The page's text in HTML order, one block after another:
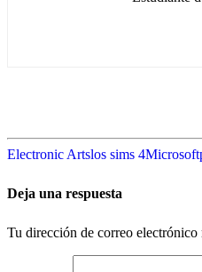
Electronic Artslos sims 4Microsoft
Deja una respuesta
Tu dirección de correo electrónico